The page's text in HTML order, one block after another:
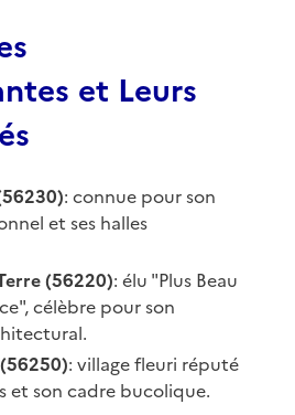
et Leurs
: connue pour son
et ses halles
(56220): élu "Plus Beau
célèbre pour son
: village fleuri réputé
et son cadre bucolique.